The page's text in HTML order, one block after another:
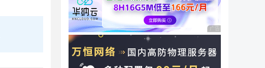
广告 商业广告，理性